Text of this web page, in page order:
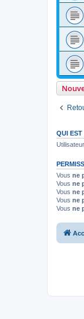
QUI EST
Vous ne
Vous ne
Vous ne
Vous ne
Vous ne